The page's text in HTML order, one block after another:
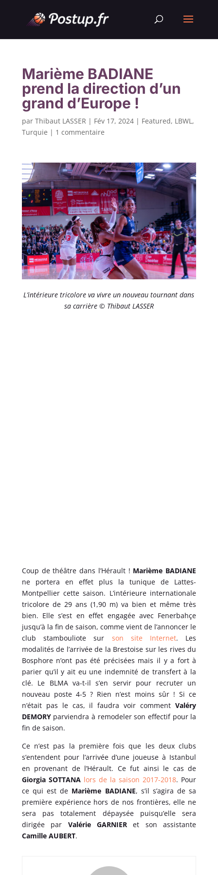
Marième BADIANE
prend la direction d’un
grand d’Europe !
par Thibaut LASSER | Fév 17, 2024| Featured, LBWL,
Turquie | 1 commentaire
L’intérieure tricolore va vivre un nouveau tournant dans
sa carrière © Thibaut LASSER
Coup de théâtre dans l’Hérault ! Marième BADIANE
ne portera en effet plus la tunique de Lattes-
Montpellier cette saison. L’intérieure internationale
tricolore de 29 ans (1,90 m) va bien et même très
bien. Elle s’est en effet engagée avec Fenerbahçe
jusqu’à la fin de saison, comme vient de l’annoncer le
club stambouliote sur son site Internet. Les
modalités de l’arrivée de la Brestoise sur les rives du
Bosphore n’ont pas été précisées mais il y a fort à
parier qu’il y ait eu une indemnité de transfert à la
clé. Le BLMA va-t-il s’en servir pour recruter un
nouveau poste 4-5 ? Rien n’est moins sûr ! Si ce
n’était pas le cas, il faudra voir comment Valéry
DEMORYparviendra à remodeler son effectif pour la
fin de saison.
Ce n’est pas la première fois que les deux clubs
s’entendent pour l’arrivée d’une joueuse à Istanbul
en provenant de l’Hérault. Ce fut ainsi le cas de
Giorgia SOTTANA lors de la saison 2017-2018. Pour
ce qui est de Marième BADIANE, s’il s’agira de sa
première expérience hors de nos frontières, elle ne
sera pas totalement dépaysée puisqu’elle sera
dirigée par Valérie GARNIER et son assistante
Camille AUBERT.